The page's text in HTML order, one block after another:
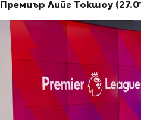
Премиър Лийг Токшоу